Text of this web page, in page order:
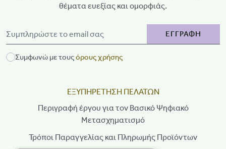
ΕΞΥΠΗΡΕΤΗΣΗ ΠΕΛΑΤΩΝ
Περιγραφή έργου για τον Βασικό Ψηφιακό
Μετασχηματισμό
Τρόποι Παραγγελίας και Πληρωμής Προϊόντων
θέματα ευεξίας και ομορφιάς.
ΕΓΓΡΑΦΗ
Συμφωνώ με τουςόρους χρήσης